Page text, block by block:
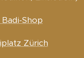
Shop
Zürich